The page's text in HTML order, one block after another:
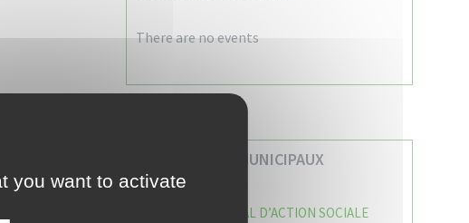
There are no events
VOS SERVICES MUNICIPAUX
CENTRE COMMUNAL D’ACTION SOCIALE
you want to activate